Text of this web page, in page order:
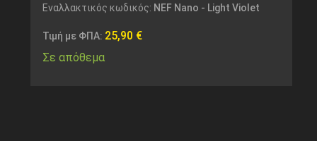
Εναλλακτικός κωδικός: NEF Nano - Light Violet
Τιμή με ΦΠΑ: 25,90 €
Σε απόθεμα